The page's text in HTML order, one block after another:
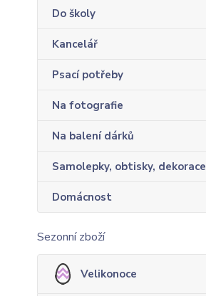
Do školy
Kancelář
Psací potřeby
Na fotografie
Na balení dárků
Samolepky, obtisky, dekorace
Domácnost
Sezonní zboží
Velikonoce